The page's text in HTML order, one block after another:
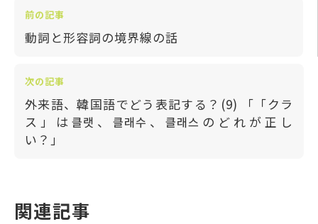
前の記事
動詞と形容詞の境界線の話
次の記事
外来語、韓国語でどう表記する？(9) 「「クラ
ス」は클랫、클래수、클래스のどれが正し
い？」
関連記事